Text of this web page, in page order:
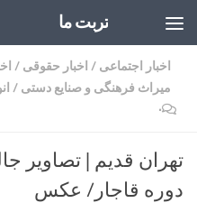
تربت ما
اخبار اجتماعی / اخبار حقوقی /
میراث فرهنگی و صنایع دستی /
۰
تهران قدیم | تصاویر
دوره قاجار/ عکس